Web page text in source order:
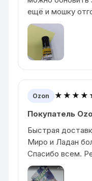
ещё и мошку
Ozon
Покупатель
Быстрая
Миро и Ладан
Спасибо всем.